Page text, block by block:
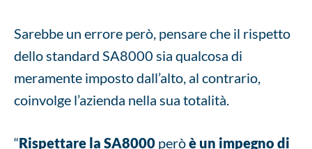
Sarebbe un errore però, pensare che il rispetto
dello standard SA8000 sia qualcosa di
meramente imposto dall’alto, al contrario,
coinvolge l’azienda nella sua totalità.
“Rispettare la SA8000 peròè un impegno di